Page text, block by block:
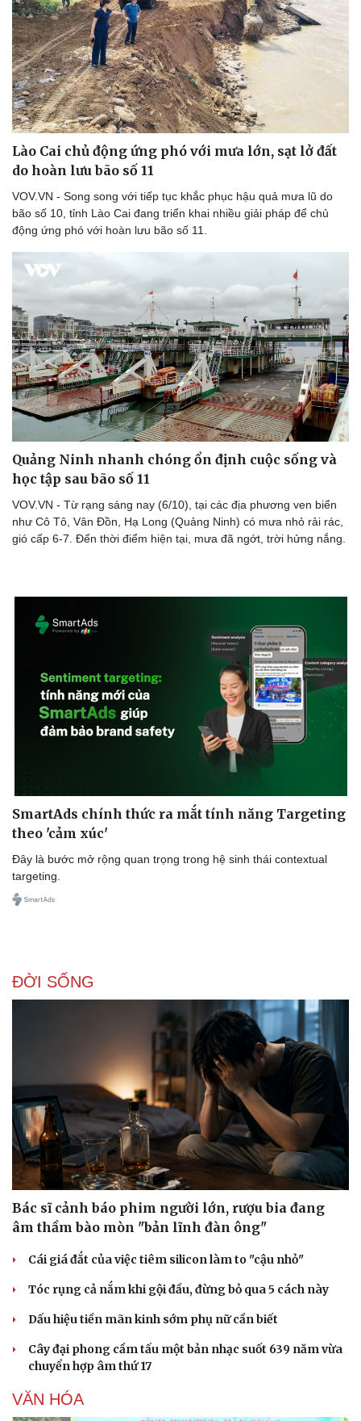
Thể thao
Bóng đá
Lịch thi đấu bóng đá
Thế giới thể thao
eSports
Hậu trường
Ô tô - Xe máy
Ô tô
Xe máy
Tư vấn
Lào Cai chủ động ứng phó với mưa lớn, sạt lở đất
do hoàn lưu bão số 11
VOV.VN - Song song với tiếp tục khắc phục hậu quả mưa lũ do
bão số 10, tỉnh Lào Cai đang triển khai nhiều giải pháp để chủ
động ứng phó với hoàn lưu bão số 11.
Quảng Ninh nhanh chóng ổn định cuộc sống và
học tập sau bão số 11
VOV.VN - Từ rạng sáng nay (6/10), tại các địa phương ven biển
như Cô Tô, Vân Đồn, Hạ Long (Quảng Ninh) có mưa nhỏ rải rác,
gió cấp 6-7. Đến thời điểm hiện tại, mưa đã ngớt, trời hửng nắng.
SmartAds chính thức ra mắt tính năng Targeting
theo 'cảm xúc'
Đây là bước mở rộng quan trọng trong hệ sinh thái contextual
targeting.
ĐỜI SỐNG
Bác sĩ cảnh báo phim người lớn, rượu bia đang
âm thầm bào mòn "bản lĩnh đàn ông"
Cái giá đắt của việc tiêm silicon làm to "cậu nhỏ"
Tóc rụng cả nắm khi gội đầu, đừng bỏ qua 5 cách này
Dấu hiệu tiền mãn kinh sớm phụ nữ cần biết
Cây đại phong cầm tấu một bản nhạc suốt 639 năm vừa
chuyển hợp âm thứ 17
VĂN HÓA